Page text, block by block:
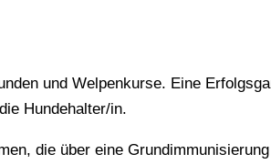
und Welpenkurse. Eine
Hundehalter/in.
die über eine